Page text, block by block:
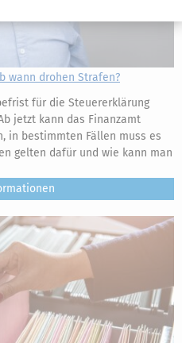
wann drohen Strafen?
für die Steuererklärung
jetzt kann das Finanzamt
in bestimmten Fällen muss es
gelten dafür und wie kann man